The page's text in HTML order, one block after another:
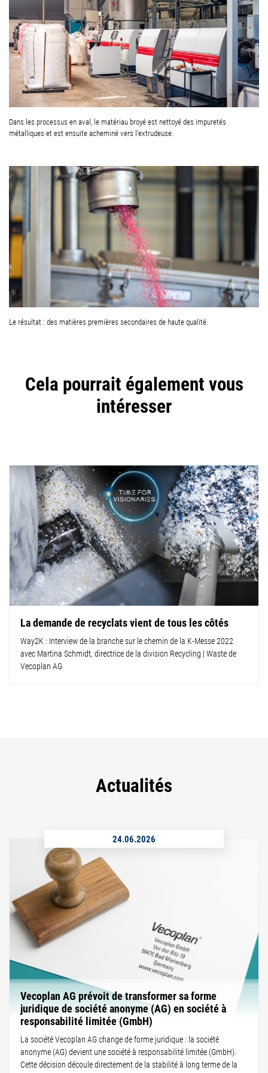
Dans les processus en aval, le matériau broyé est nettoyé des impuretés
métalliques et est ensuite acheminé vers l'extrudeuse.
Le résultat : des matières premières secondaires de haute qualité.
Cela pourrait également vous
intéresser
La demande de recyclats vient de tous les côtés
Way2K : Interview de la branche sur le chemin de la K-Messe 2022
avec Martina Schmidt, directrice de la division Recycling | Waste de
Vecoplan AG
Actualités
24.06.2026
Vecoplan AG prévoit de transformer sa forme
juridique de société anonyme (AG) en société à
responsabilité limitée (GmbH)
La société Vecoplan AG change de forme juridique : la société
anonyme (AG) devient une société à responsabilité limitée (GmbH).
Cette décision découle directement de la stabilité à long terme de la